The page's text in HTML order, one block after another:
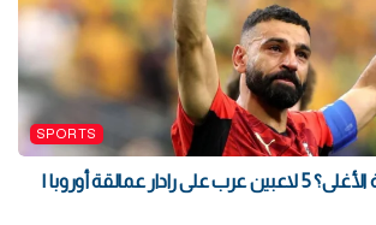
SPORTS
من سيكون الصفقة الأغلى؟ 5 لاعبين عرب على رادار عمالقة أوروبا |